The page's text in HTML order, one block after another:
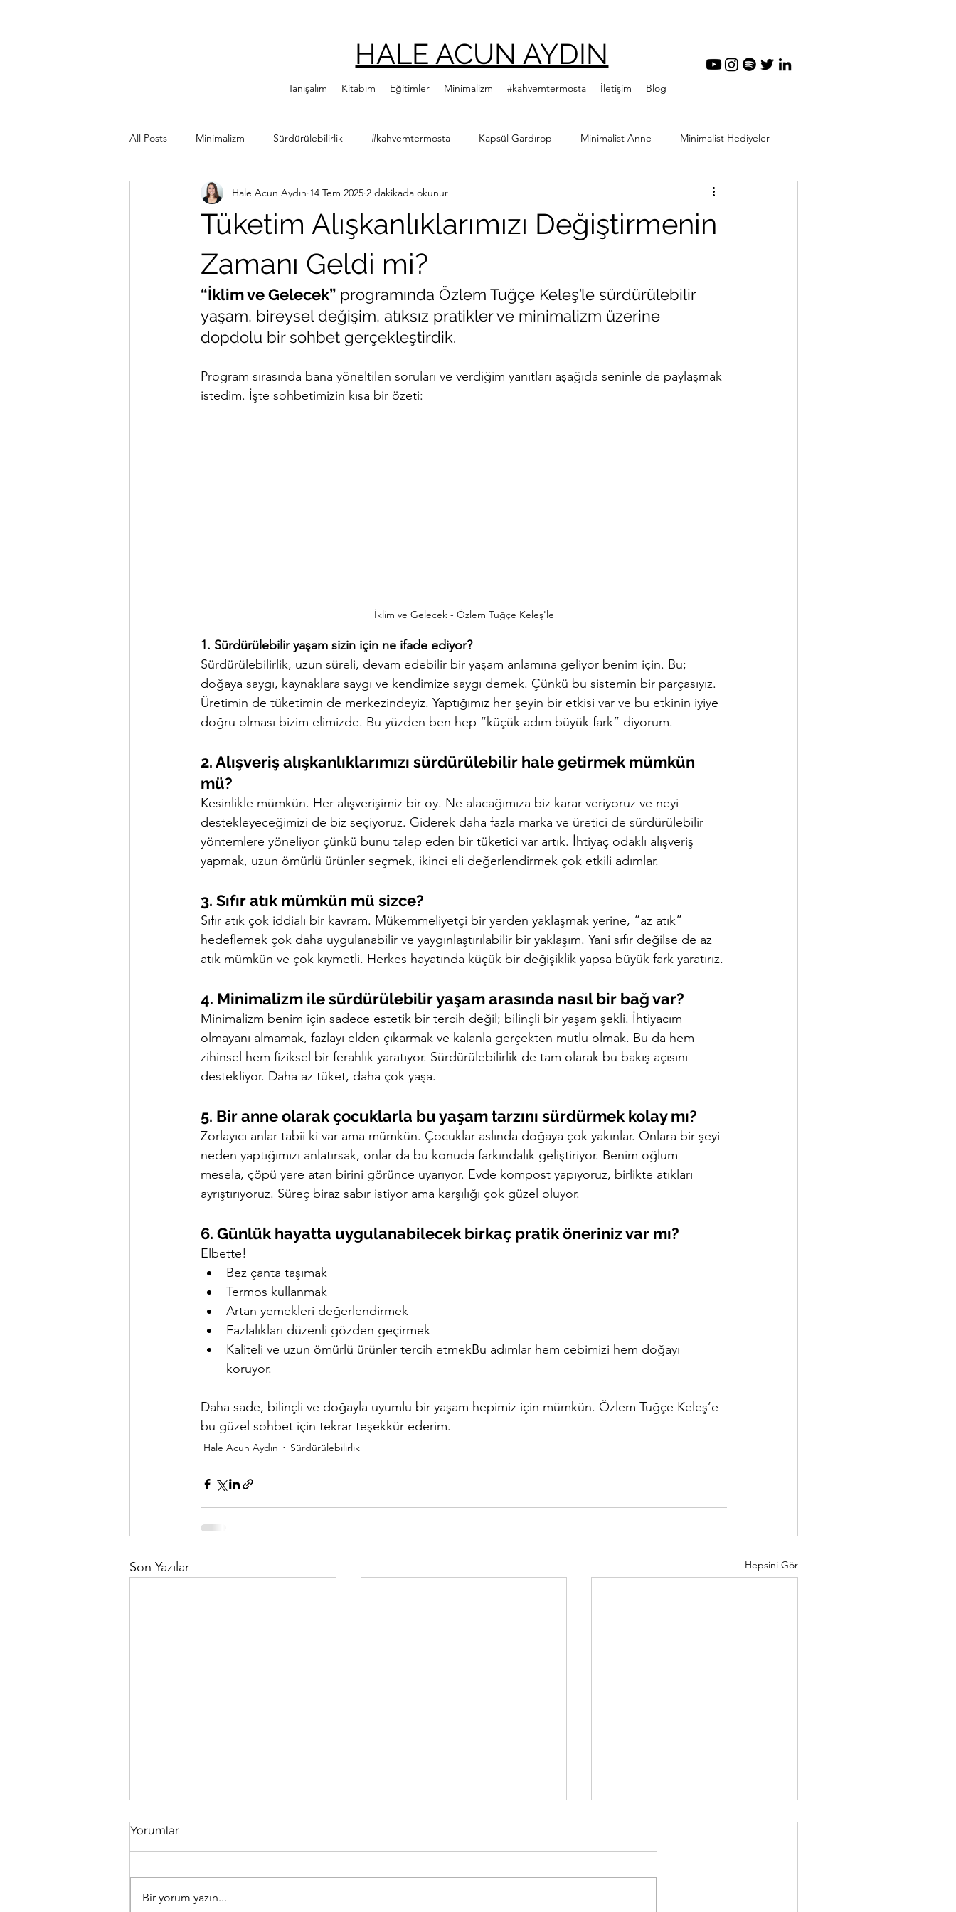
HALE ACUN AYDIN
Tanışalım Kitabım Eğitimler Minimalizm #kahvemtermosta İletişim Blog
All Posts Minimalizm Sürdürülebilirlik #kahvemtermosta Kapsül Gardırop Minimalist Anne Minimalist Hediyeler
Minimalist Seyahat İlham Verenler Minimalist Kitap Önerileri
Sürdürülebilir Mutfak Rutinler Hale Acun Aydın
Tüketim Alışkanlıklarımızı Değiştirmenin
Zamanı Geldi mi?
Hale Acun Aydın 14 Tem 2025 2 dakikada okunur
“İklim ve Gelecek” programında Özlem Tuğçe Keleş’le sürdürülebilir
yaşam, bireysel değişim, atıksız pratikler ve minimalizm üzerine
dopdolu bir sohbet gerçekleştirdik.
Program sırasında bana yöneltilen soruları ve verdiğim yanıtları aşağıda seninle de paylaşmak
istedim. İşte sohbetimizin kısa bir özeti:
İklim ve Gelecek - Özlem Tuğçe Keleş'le
1. Sürdürülebilir yaşam sizin için ne ifade ediyor?
Sürdürülebilirlik, uzun süreli, devam edebilir bir yaşam anlamına geliyor benim için. Bu;
doğaya saygı, kaynaklara saygı ve kendimize saygı demek. Çünkü bu sistemin bir parçasıyız.
Üretimin de tüketimin de merkezindeyiz. Yaptığımız her şeyin bir etkisi var ve bu etkinin iyiye
doğru olması bizim elimizde. Bu yüzden ben hep “küçük adım büyük fark” diyorum.
2. Alışveriş alışkanlıklarımızı sürdürülebilir hale getirmek mümkün
mü?
Kesinlikle mümkün. Her alışverişimiz bir oy. Ne alacağımıza biz karar veriyoruz ve neyi
destekleyeceğimizi de biz seçiyoruz. Giderek daha fazla marka ve üretici de sürdürülebilir
yöntemlere yöneliyor çünkü bunu talep eden bir tüketici var artık. İhtiyaç odaklı alışveriş
yapmak, uzun ömürlü ürünler seçmek, ikinci eli değerlendirmek çok etkili adımlar.
3. Sıfır atık mümkün mü sizce?
Sıfır atık çok iddialı bir kavram. Mükemmeliyetçi bir yerden yaklaşmak yerine, “az atık”
hedeflemek çok daha uygulanabilir ve yaygınlaştırılabilir bir yaklaşım. Yani sıfır değilse de az
atık mümkün ve çok kıymetli. Herkes hayatında küçük bir değişiklik yapsa büyük fark yaratırız.
4. Minimalizm ile sürdürülebilir yaşam arasında nasıl bir bağ var?
Minimalizm benim için sadece estetik bir tercih değil; bilinçli bir yaşam şekli. İhtiyacım
olmayanı almamak, fazlayı elden çıkarmak ve kalanla gerçekten mutlu olmak. Bu da hem
zihinsel hem fiziksel bir ferahlık yaratıyor. Sürdürülebilirlik de tam olarak bu bakış açısını
destekliyor. Daha az tüket, daha çok yaşa.
5. Bir anne olarak çocuklarla bu yaşam tarzını sürdürmek kolay mı?
Zorlayıcı anlar tabii ki var ama mümkün. Çocuklar aslında doğaya çok yakınlar. Onlara bir şeyi
neden yaptığımızı anlatırsak, onlar da bu konuda farkındalık geliştiriyor. Benim oğlum
mesela, çöpü yere atan birini görünce uyarıyor. Evde kompost yapıyoruz, birlikte atıkları
ayrıştırıyoruz. Süreç biraz sabır istiyor ama karşılığı çok güzel oluyor.
6. Günlük hayatta uygulanabilecek birkaç pratik öneriniz var mı?
Elbette!
Bez çanta taşımak
Termos kullanmak
Artan yemekleri değerlendirmek
Fazlalıkları düzenli gözden geçirmek
Kaliteli ve uzun ömürlü ürünler tercih etmekBu adımlar hem cebimizi hem doğayı
koruyor.
Daha sade, bilinçli ve doğayla uyumlu bir yaşam hepimiz için mümkün. Özlem Tuğçe Keleş’e
bu güzel sohbet için tekrar teşekkür ederim.
Hale Acun Aydın Sürdürülebilirlik
Son Yazılar Hepsini Gör
Yorumlar
Bir yorum yazın...